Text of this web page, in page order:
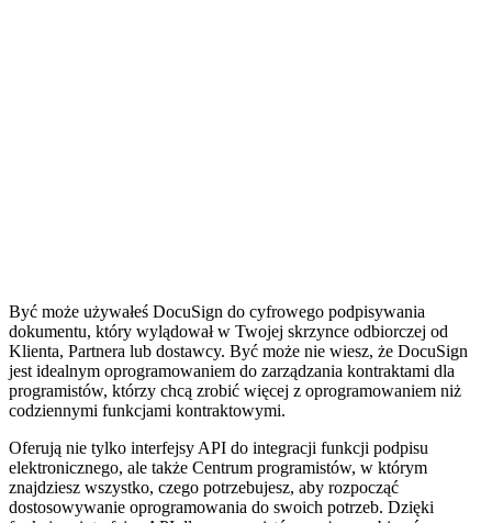
Być może używałeś DocuSign do cyfrowego podpisywania
dokumentu, który wylądował w Twojej skrzynce odbiorczej od
Klienta, Partnera lub dostawcy. Być może nie wiesz, że DocuSign
jest idealnym oprogramowaniem do zarządzania kontraktami dla
programistów, którzy chcą zrobić więcej z oprogramowaniem niż
codziennymi funkcjami kontraktowymi.
Oferują nie tylko interfejsy API do integracji funkcji podpisu
elektronicznego, ale także Centrum programistów, w którym
znajdziesz wszystko, czego potrzebujesz, aby rozpocząć
dostosowywanie oprogramowania do swoich potrzeb. Dzięki